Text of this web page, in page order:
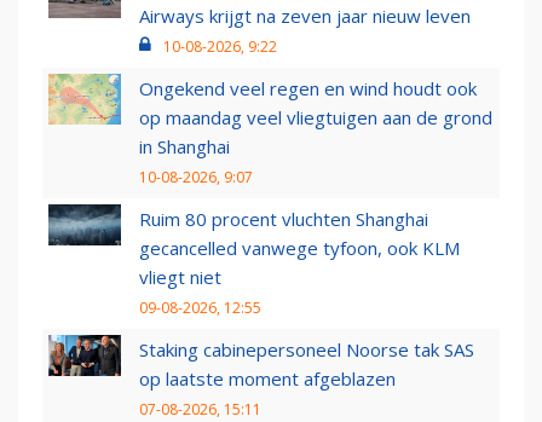
Airways krijgt na zeven jaar nieuw leven
10-08-2026, 9:22
Ongekend veel regen en wind houdt ook
op maandag veel vliegtuigen aan de grond
in Shanghai
10-08-2026, 9:07
Ruim 80 procent vluchten Shanghai
gecancelled vanwege tyfoon, ook KLM
vliegt niet
09-08-2026, 12:55
Staking cabinepersoneel Noorse tak SAS
op laatste moment afgeblazen
07-08-2026, 15:11